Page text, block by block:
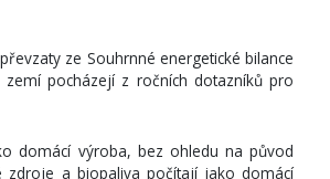
ze Souhrnné energetické bilance
pocházejí z ročních dotazníků pro
domácí výroba, bez ohledu na původ
zdroje a biopaliva počítají jako domácí